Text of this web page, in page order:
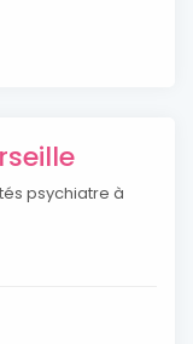
psychiatre à